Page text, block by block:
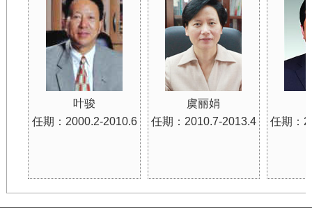
叶骏
任期：2000.2-2010.6
虞丽娟
任期：2010.7-2013.4
任期：